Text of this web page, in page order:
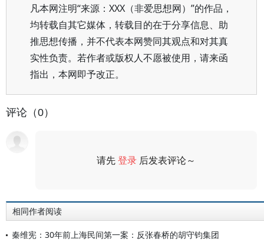
凡本网注明“来源：XXX（非爱思想网）”的作品，
均转载自其它媒体，转载目的在于分享信息、助
推思想传播，并不代表本网赞同其观点和对其真
实性负责。若作者或版权人不愿被使用，请来函
指出，本网即予改正。
评论（0）
请先登录 后发表评论～
相同作者阅读
秦维宪：30年前上海民间第一案：反张春桥的胡守钧集团